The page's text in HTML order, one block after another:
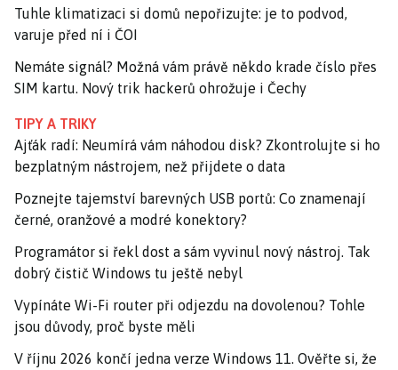
Tuhle klimatizaci si domů nepořizujte: je to podvod,
varuje před ní i ČOI
Nemáte signál? Možná vám právě někdo krade číslo přes
SIM kartu. Nový trik hackerů ohrožuje i Čechy
TIPY A TRIKY
Ajťák radí: Neumírá vám náhodou disk? Zkontrolujte si ho
bezplatným nástrojem, než přijdete o data
Poznejte tajemství barevných USB portů: Co znamenají
černé, oranžové a modré konektory?
Programátor si řekl dost a sám vyvinul nový nástroj. Tak
dobrý čistič Windows tu ještě nebyl
Vypínáte Wi-Fi router při odjezdu na dovolenou? Tohle
jsou důvody, proč byste měli
V říjnu 2026 končí jedna verze Windows 11. Ověřte si, že